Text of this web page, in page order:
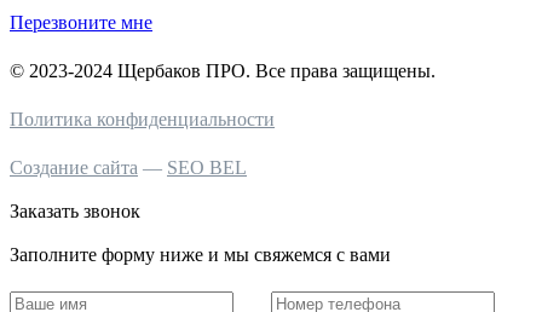
Перезвоните мне
© 2023-2024 Щербаков ПРО. Все права защищены.
Политика конфиденциальности
Создание сайта — SEO BEL
Заказать звонок
Заполните форму ниже и мы свяжемся с вами